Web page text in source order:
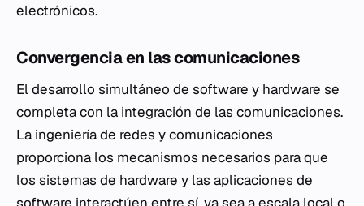
electrónicos.
Convergencia en las comunicaciones
El desarrollo simultáneo de software y hardware se
completa con la integración de las comunicaciones.
La ingeniería de redes y comunicaciones
proporciona los mecanismos necesarios para que
los sistemas de hardware y las aplicaciones de